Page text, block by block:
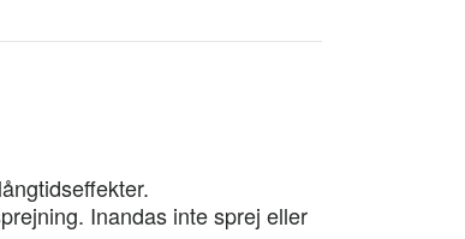
Inandas inte sprej eller